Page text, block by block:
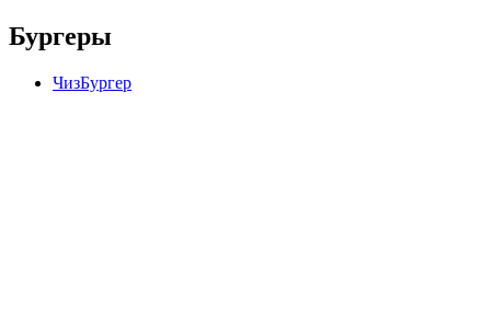
Бургеры
ЧизБургер